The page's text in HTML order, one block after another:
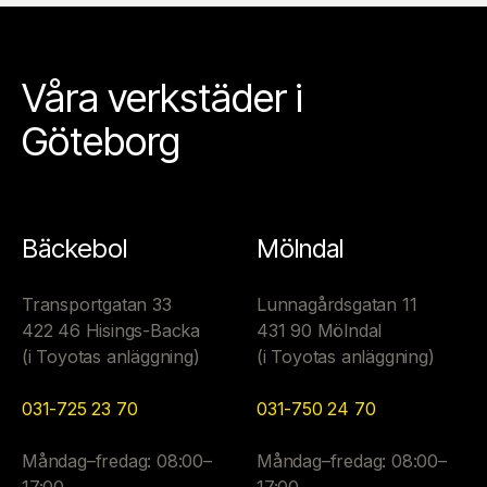
Våra verkstäder i
Göteborg
Bäckebol
Transportgatan 33
422 46 Hisings-Backa
(i Toyotas anläggning)
031-725 23 70
Måndag–fredag: 08:00–
Mölndal
Lunnagårdsgatan 11
431 90 Mölndal
(i Toyotas anläggning)
031-750 24 70
Måndag–fredag: 08:00–